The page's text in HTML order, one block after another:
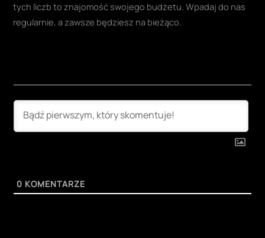
tych liczb to znajomość swojego budżetu. Wpadaj do nas
regularnie, a zawsze będziesz na bieżąco.
0 KOMENTARZE